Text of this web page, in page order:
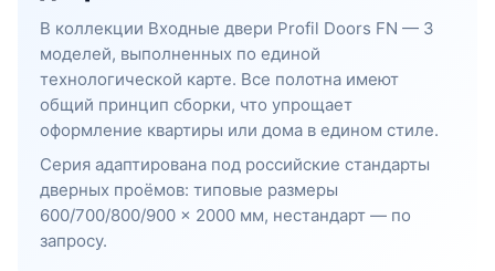
В коллекции Входные двери Profil Doors FN — 3
моделей, выполненных по единой
технологической карте. Все полотна имеют
общий принцип сборки, что упрощает
оформление квартиры или дома в едином стиле.
Серия адаптирована под российские стандарты
дверных проёмов: типовые размеры
600/700/800/900 × 2000 мм, нестандарт — по
запросу.